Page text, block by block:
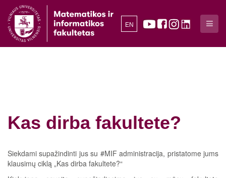
EN
Kas dirba fakultete?
Siekdami supažindinti jus su #MIF administracija, pristatome jums
klausimų ciklą „Kas dirba fakultete?“